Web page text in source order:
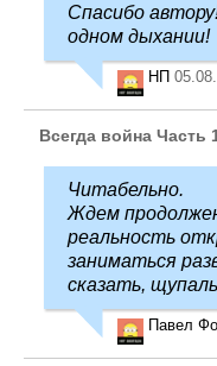
Спасибо
одном дыхании!
НП
Всегда война Часть
Читабельно.
Ждем
реальность
заниматься
сказать,
Павел